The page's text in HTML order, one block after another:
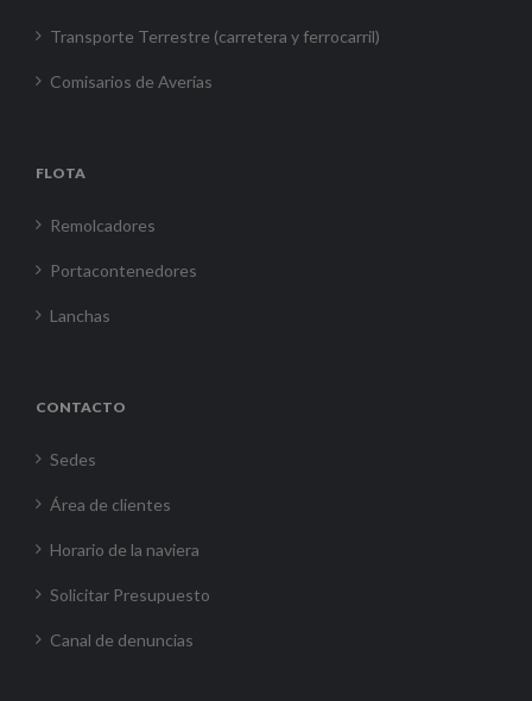
Transporte Terrestre (carretera y ferrocarril)
Comisarios de Averías
FLOTA
Remolcadores
Portacontenedores
Lanchas
CONTACTO
Sedes
Área de clientes
Horario de la naviera
Solicitar Presupuesto
Canal de denuncias